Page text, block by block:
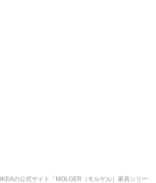
IKEAの公式サイト「MOLGER（モルゲル）家具シリー